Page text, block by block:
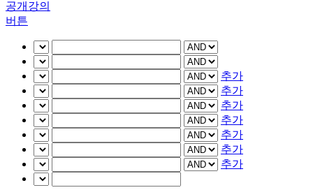
공개강의
버튼
추가
추가
추가
추가
추가
추가
추가